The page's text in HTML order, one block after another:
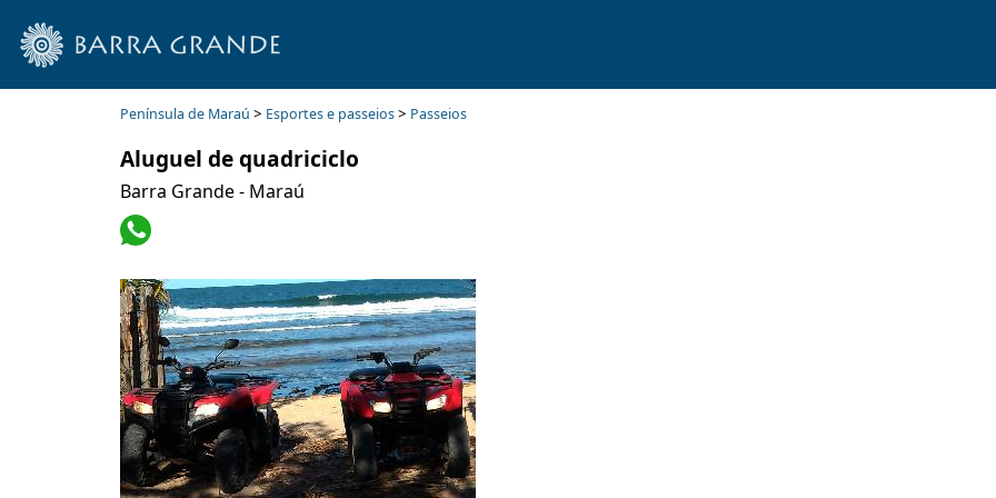
Península de Maraú > Esportes e passeios> Passeios
Aluguel de quadriciclo
Barra Grande - Maraú